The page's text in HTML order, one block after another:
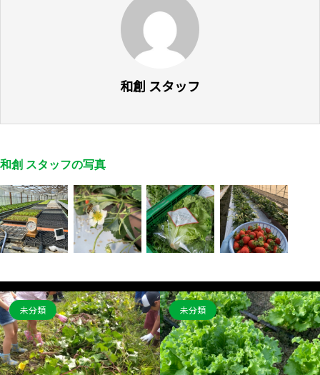
和創 スタッフ
和創 スタッフの写真
未分類 未分類